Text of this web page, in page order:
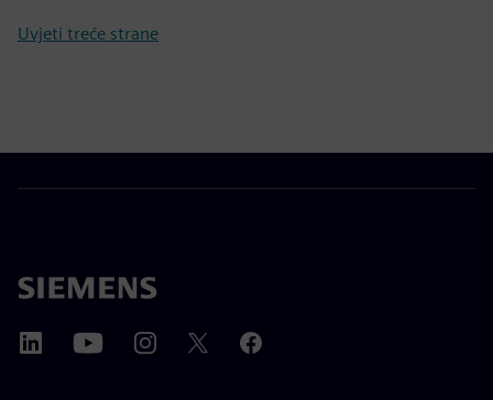
Uvjeti treće strane